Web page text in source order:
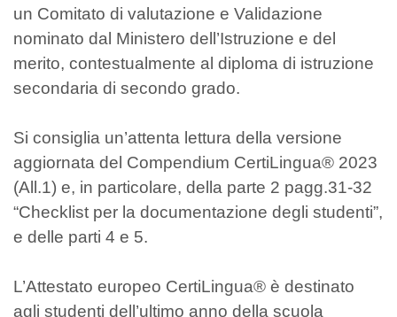
un Comitato di valutazione e Validazione
nominato dal Ministero dell’Istruzione e del
merito, contestualmente al diploma di istruzione
secondaria di secondo grado.
Si consiglia un’attenta lettura della versione
aggiornata del Compendium CertiLingua® 2023
(All.1) e, in particolare, della parte 2 pagg.31-32
“Checklist per la documentazione degli studenti”,
e delle parti 4 e 5.
L’Attestato europeo CertiLingua® è destinato
agli studenti dell’ultimo anno della scuola